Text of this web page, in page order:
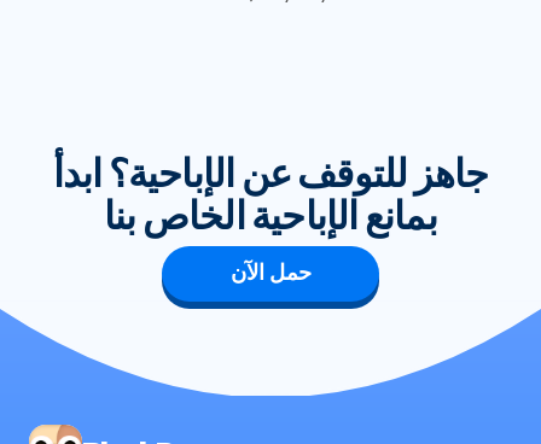
جاهز للتوقف عن الإباحية؟ ابدأ
بمانع الإباحية الخاص بنا
حمل الآن